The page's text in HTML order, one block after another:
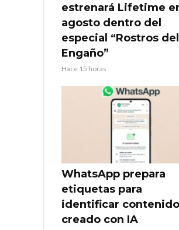
estrenará Lifetime
agosto dentro del
especial “Rostros del
Engaño”
Hace 15 horas
WhatsApp prepara
etiquetas para
identificar contenido
creado con IA